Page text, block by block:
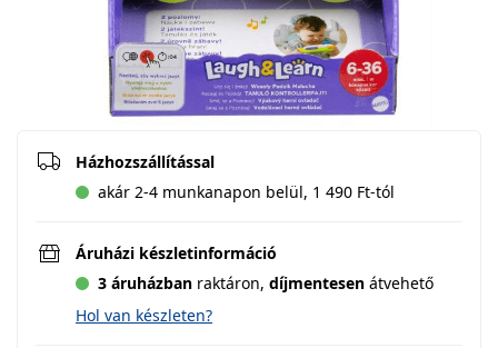
Házhozszállítással
akár 2-4 munkanapon belül, 1 490 Ft-tól
Áruházi készletinformáció
3 áruházban raktáron, díjmentesen átvehető
Hol van készleten?